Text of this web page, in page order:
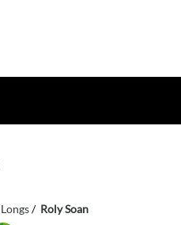
Longs Roly Soan